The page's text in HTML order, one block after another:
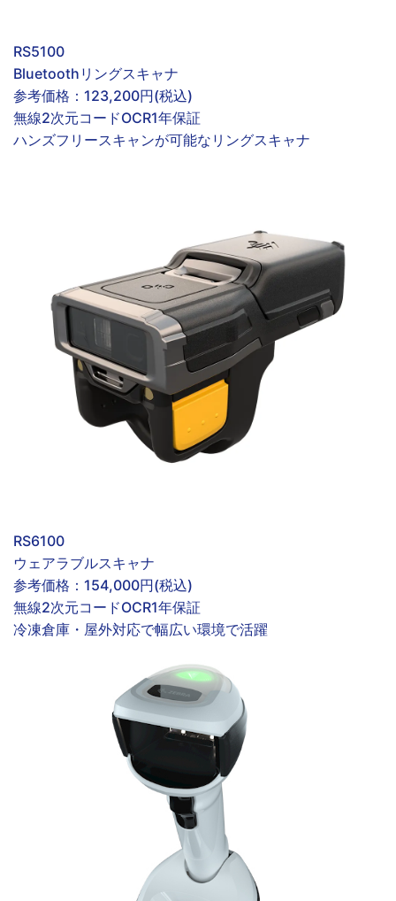
RS5100
Bluetoothリングスキャナ
参考価格： 123,200円(税込)
無線2次元コードOCR1年保証
ハンズフリースキャンが可能なリングスキャナ
RS6100
ウェアラブルスキャナ
参考価格： 154,000円(税込)
無線2次元コードOCR1年保証
冷凍倉庫・屋外対応で幅広い環境で活躍